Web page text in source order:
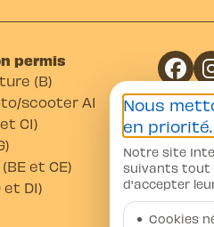
permis
(B)
scooter A1
C1)
et CE)
D1)
CH07
Auto-
Av.
Nous
en priorité.
Notre site
suivants tout
d'accepter
Cookies